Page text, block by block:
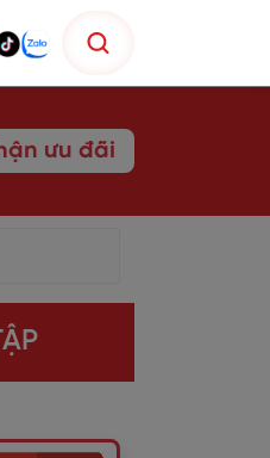
ưu đãi